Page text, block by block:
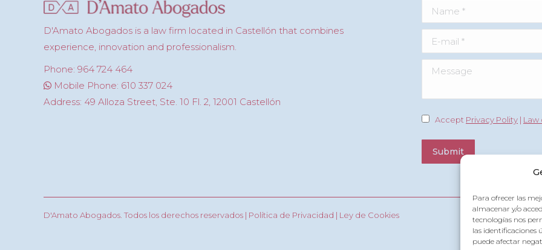
Para ofrecer las
almacenar y/o
tecnologías nos
las identificaciones
puede afectar
D'Amato Abogados is a law firm located in Castellón that combines
experience, innovation and professionalism.
Phone: 964 724 464
Mobile Phone: 610 337 024
Address: 49 Alloza Street, Ste. 10 Fl. 2, 12001 Castellón
Name *
E-mail *
Message
Accept Privacy Polity | Law
Submit
D'Amato Abogados. Todos los derechos reservados | Política de Privacidad | Ley de Cookies